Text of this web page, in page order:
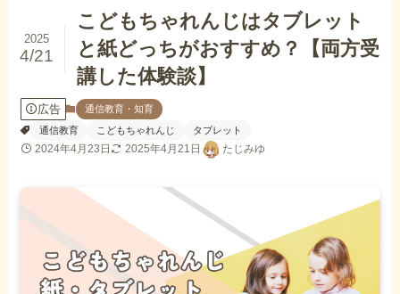
こどもちゃれんじはタブレット
と紙どっちがおすすめ？【両方受
講した体験談】
2025
4/21
広告
通信教育・知育
通信教育
こどもちゃれんじ タブレット
2024年4月23日 2025年4月21日 たじみゆ